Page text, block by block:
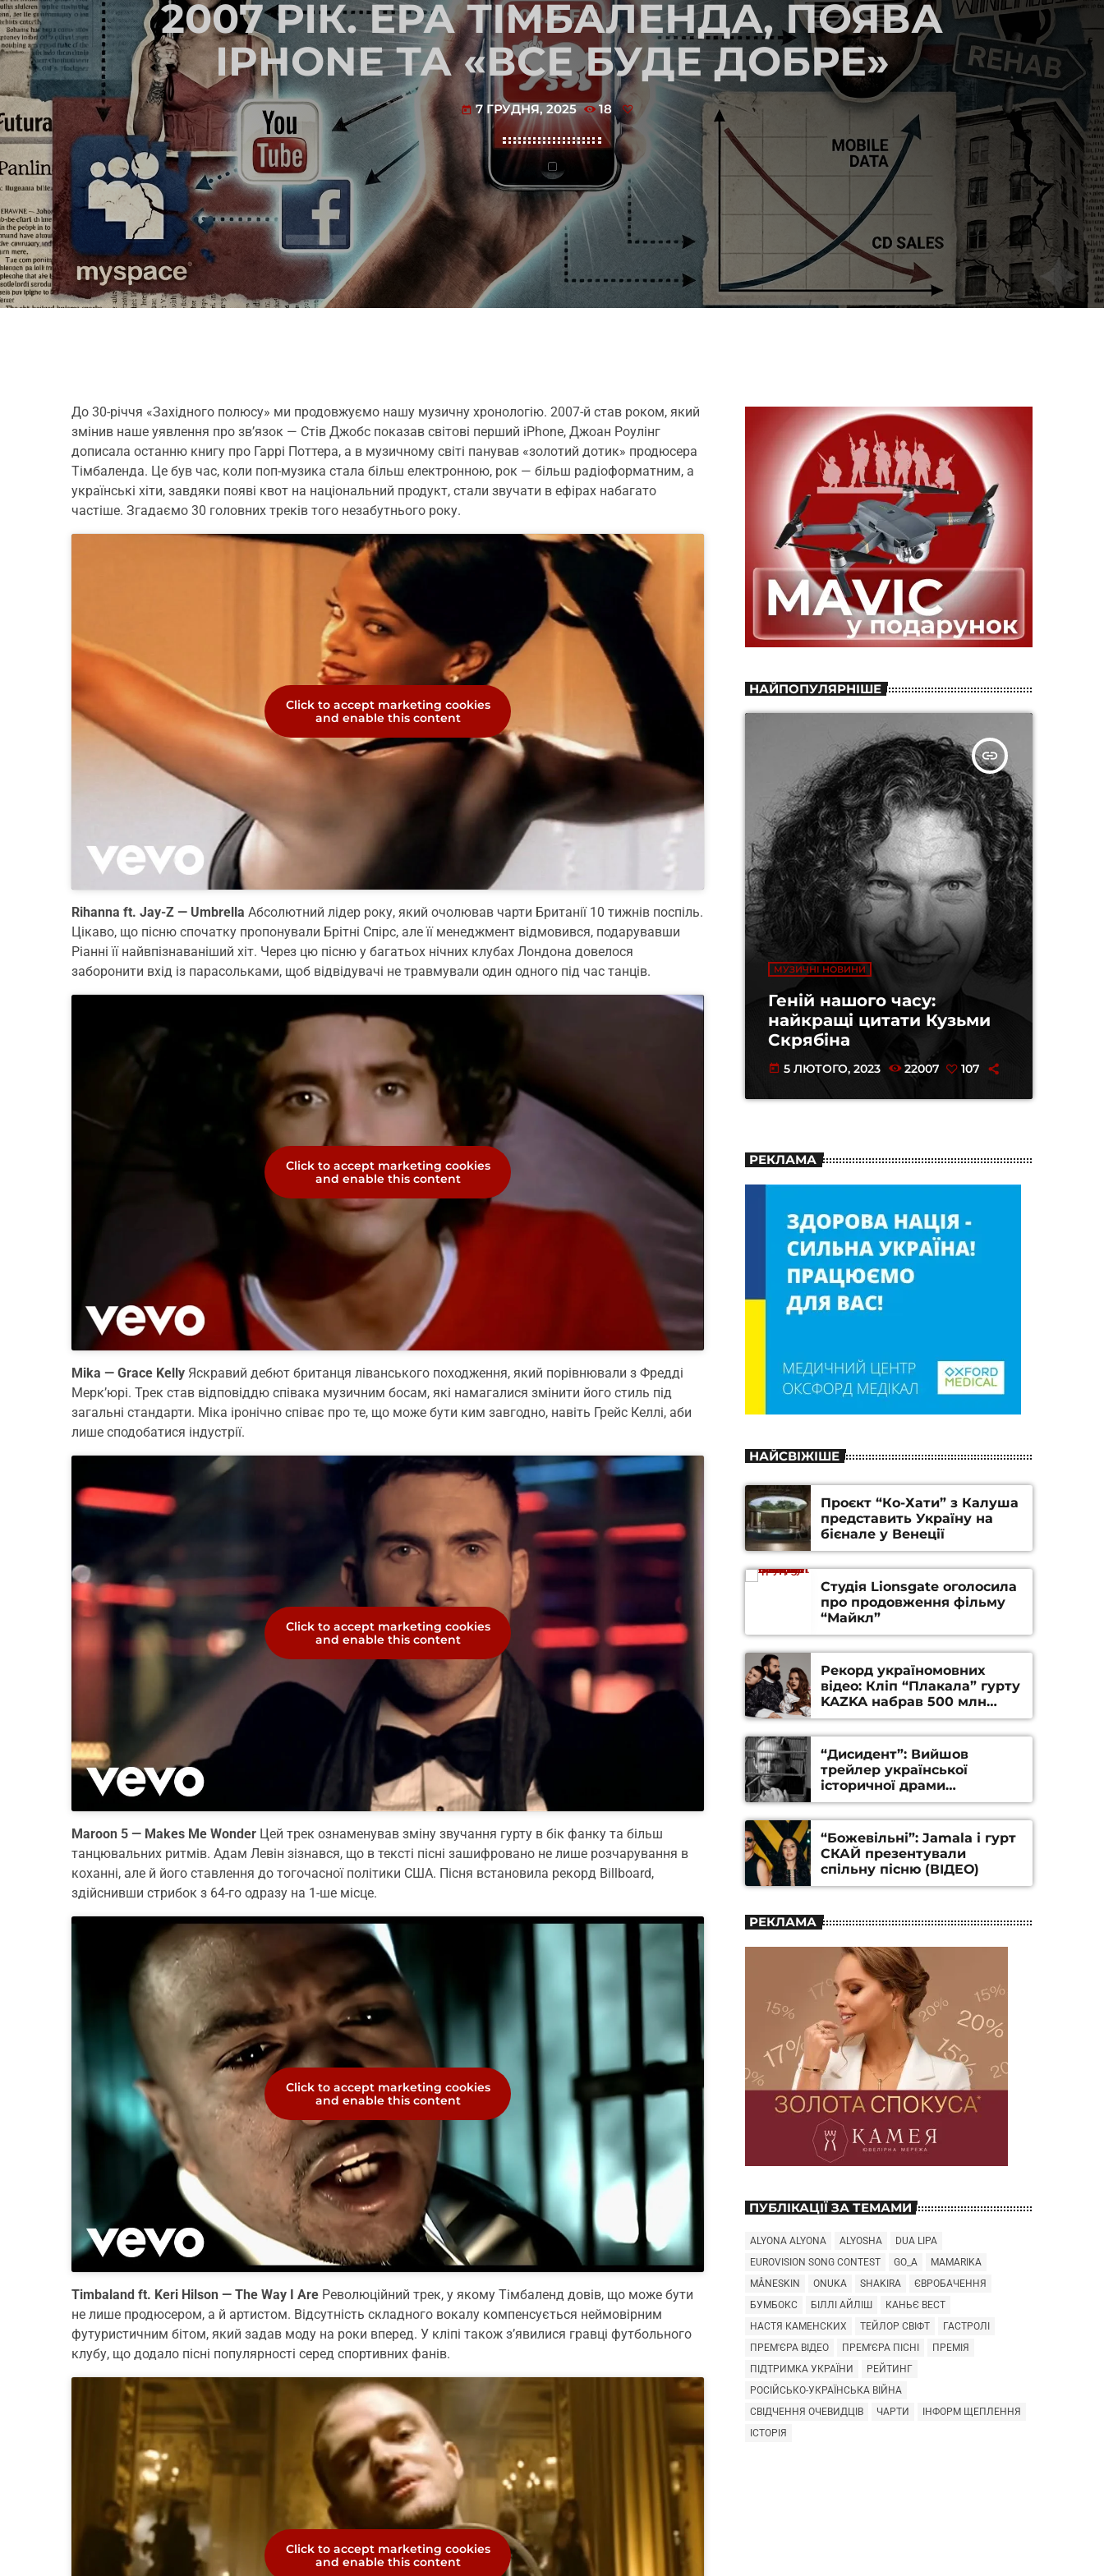
2007 РІК. ЕРА ТІМБАЛЕНДА, ПОЯВА
IPHONE ТА «ВСЕ БУДЕ ДОБРЕ»
today 7 ГРУДНЯ, 2025 18
До 30-річчя «Західного полюсу» ми продовжуємо нашу музичну хронологію. 2007-й став роком, який
змінив наше уявлення про зв’язок — Стів Джобс показав світові перший iPhone, Джоан Роулінг
дописала останню книгу про Гаррі Поттера, а в музичному світі панував «золотий дотик» продюсера
Тімбаленда. Це був час, коли поп-музика стала більш електронною, рок — більш радіоформатним, а
українські хіти, завдяки появі квот на національний продукт, стали звучати в ефірах набагато
частіше. Згадаємо 30 головних треків того незабутнього року.
Click to accept marketing cookies
and enable this content
Rihanna ft. Jay-Z — Umbrella Абсолютний лідер року, який очолював чарти Британії 10 тижнів поспіль.
Цікаво, що пісню спочатку пропонували Брітні Спірс, але її менеджмент відмовився, подарувавши
Ріанні її найвпізнаваніший хіт. Через цю пісню у багатьох нічних клубах Лондона довелося
заборонити вхід із парасольками, щоб відвідувачі не травмували один одного під час танців.
Click to accept marketing cookies
and enable this content
Mika — Grace Kelly Яскравий дебют британця ліванського походження, який порівнювали з Фредді
Мерк’юрі. Трек став відповіддю співака музичним босам, які намагалися змінити його стиль під
загальні стандарти. Міка іронічно співає про те, що може бути ким завгодно, навіть Грейс Келлі, аби
лише сподобатися індустрії.
Click to accept marketing cookies
and enable this content
Maroon 5 — Makes Me Wonder Цей трек ознаменував зміну звучання гурту в бік фанку та більш
танцювальних ритмів. Адам Левін зізнався, що в тексті пісні зашифровано не лише розчарування в
коханні, але й його ставлення до тогочасної політики США. Пісня встановила рекорд Billboard,
здійснивши стрибок з 64-го одразу на 1-ше місце.
Click to accept marketing cookies
and enable this content
Timbaland ft. Keri Hilson — The Way I Are Революційний трек, у якому Тімбаленд довів, що може бути
не лише продюсером, а й артистом. Відсутність складного вокалу компенсується неймовірним
футуристичним бітом, який задав моду на роки вперед. У кліпі також з’явилися гравці футбольного
клубу, що додало пісні популярності серед спортивних фанів.
Click to accept marketing cookies
and enable this content
НАЙПОПУЛЯРНІШЕ
insert_link
МУЗИЧНІ НОВИНИ
Геній нашого часу:
найкращі цитати Кузьми
Скрябіна
today 5 ЛЮТОГО, 2023 22007 107
РЕКЛАМА
НАЙСВІЖІШЕ
Проєкт “Ко-Хати” з Калуша
представить Україну на
бієнале у Венеції
Студія Lionsgate оголосила
про продовження фільму
“Майкл”
Рекорд україномовних
відео: Кліп “Плакала” гурту
KAZKA набрав 500 млн
переглядів на YouTube
“Дисидент”: Вийшов
трейлер української
історичної драми
Станіслава Гуренка та
Андрія Алфьорова (ВІДЕО)
“Божевільні”: Jamala і гурт
СКАЙ презентували
спільну пісню (ВІДЕО)
РЕКЛАМА
ПУБЛІКАЦІЇ ЗА ТЕМАМИ
ALYONA ALYONA ALYOSHA
DUA LIPA
EUROVISION SONG CONTEST
GO_A
MAMARIKA
MÅNESKIN
ONUKA SHAKIRA
ЄВРОБАЧЕННЯ
БУМБОКС
БІЛЛІ АЙЛІШ
КАНЬЄ ВЕСТ
НАСТЯ КАМЕНСКИХ
ТЕЙЛОР СВІФТ
ГАСТРОЛІ
ПРЕМ'ЄРА ВІДЕО
ПРЕМ'ЄРА ПІСНІ
ПРЕМІЯ
ПІДТРИМКА УКРАЇНИ
РЕЙТИНГ
РОСІЙСЬКО-УКРАЇНСЬКА ВІЙНА
СВІДЧЕННЯ ОЧЕВИДЦІВ
ЧАРТИ
ІНФОРМ ЩЕПЛЕННЯ
ІСТОРІЯ